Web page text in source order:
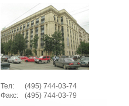
Тел: (495) 744-03-74
Факс:
(495) 744-03-79